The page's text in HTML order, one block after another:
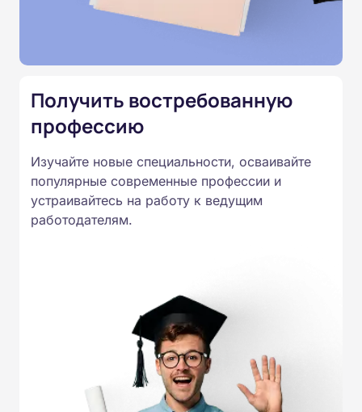
Министерства образования.
Подготовка ведется по всем
России от 14.07.2023 N 534 в
соответствии с Федеральными
образовательными стандартами
профессионального образования.
Удостоверения и дипломы о
Получить востребованную
профессию
Изучайте новые специальности, осваивайте
популярные современные профессии и
устраивайтесь на работу к ведущим
работодателям.